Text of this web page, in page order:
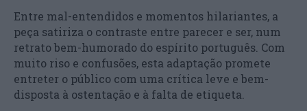
Entre mal-entendidos e momentos hilariantes, a
peça satiriza o contraste entre parecer e ser, num
retrato bem-humorado do espírito português. Com
muito riso e confusões, esta adaptação promete
entreter o público com uma crítica leve e bem-
disposta à ostentação e à falta de etiqueta.